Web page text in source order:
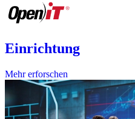
Einrichtung
Mehr erforschen